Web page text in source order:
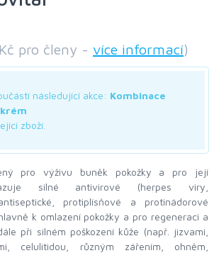
pro členy - více informací)
následující akce: Kombinace
zboží.
pro výživu buněk pokožky a pro její
silné antivirové (herpes viry,
protiplísňové a protinádorové
k omlazení pokožky a pro regeneraci a
při silném poškození kůže (např. jizvami,
celulitidou, různým zářením, ohněm,